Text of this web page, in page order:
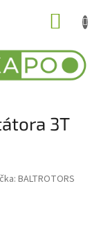
3T
BALTROTORS